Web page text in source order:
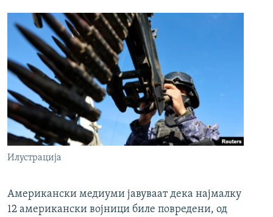
Илустрација
Американски медиуми јавуваат дека најмалку
12 американски војници биле повредени, од